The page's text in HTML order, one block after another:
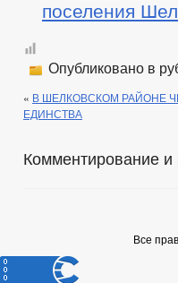
поселения
Опубликовано в
« В ШЕЛКОВСКОМ РАЙОНЕ
ЕДИНСТВА
Комментирование
Все